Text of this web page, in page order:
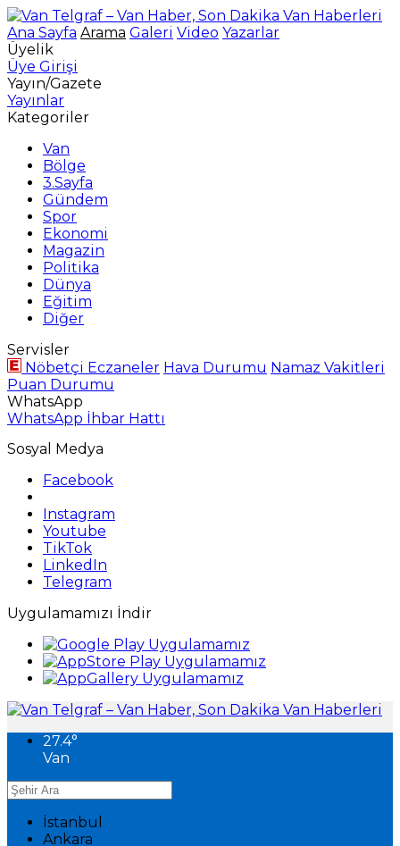
Ana Sayfa Arama Galeri Video Yazarlar
Üyelik
Üye Girişi
Yayın/Gazete
Yayınlar
Kategoriler
Van
Bölge
3.Sayfa
Gündem
Spor
Ekonomi
Magazin
Politika
Dünya
Eğitim
Diğer
Servisler
Nöbetçi Eczaneler Hava Durumu Namaz Vakitleri
Puan Durumu
WhatsApp
WhatsApp İhbar Hattı
Sosyal Medya
Facebook
Instagram
Youtube
TikTok
LinkedIn
Telegram
Uygulamamızı İndir
27.4°
Van
İstanbul
Ankara